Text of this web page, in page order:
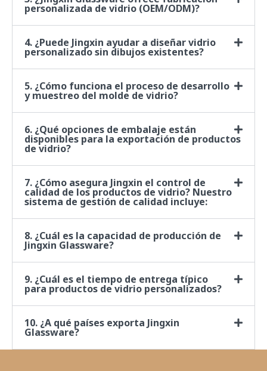
personalizada de vidrio (OEM/ODM)?
4. ¿Puede Jingxin ayudar a diseñar vidrio
personalizado sin dibujos existentes?
5. ¿Cómo funciona el proceso de desarrollo
y muestreo del molde de vidrio?
6. ¿Qué opciones de embalaje están
disponibles para la exportación de productos
de vidrio?
7. ¿Cómo asegura Jingxin el control de
calidad de los productos de vidrio? Nuestro
sistema de gestión de calidad incluye:
8. ¿Cuál es la capacidad de producción de
Jingxin Glassware?
9. ¿Cuál es el tiempo de entrega típico
para productos de vidrio personalizados?
10. ¿A qué países exporta Jingxin
Glassware?